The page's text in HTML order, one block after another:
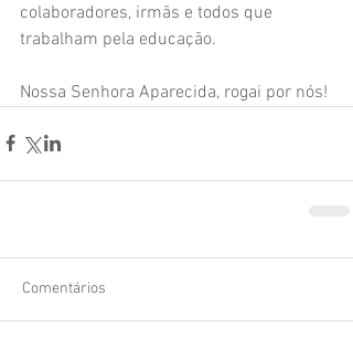
colaboradores, irmãs e todos que
trabalham pela educação.
Nossa Senhora Aparecida, rogai por nós!
Comentários